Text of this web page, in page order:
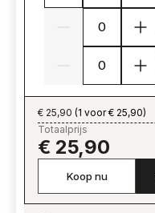
€ 25,90 (1 voor € 25,90)
Totaalprijs
€ 25,90
Koop nu